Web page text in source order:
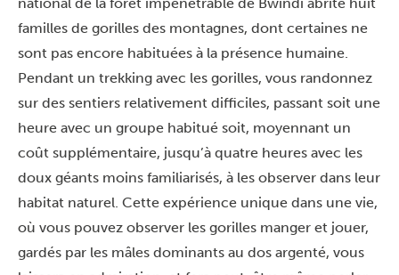
familles de gorilles des montagnes, dont certaines ne
sont pas encore habituées à la présence humaine.
Pendant un trekking avec les gorilles, vous randonnez
sur des sentiers relativement difficiles, passant soit une
heure avec un groupe habitué soit, moyennant un
coût supplémentaire, jusqu’à quatre heures avec les
doux géants moins familiarisés, à les observer dans leur
habitat naturel. Cette expérience unique dans une vie,
où vous pouvez observer les gorilles manger et jouer,
gardés par les mâles dominants au dos argenté, vous